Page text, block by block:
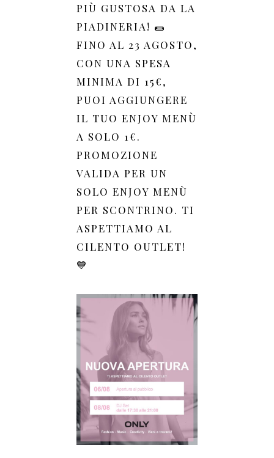
PIÙ GUSTOSA DA LA
PIADINERIA! 🌯
FINO AL 23 AGOSTO,
CON UNA SPESA
MINIMA DI 15€,
PUOI AGGIUNGERE
IL TUO ENJOY MENÙ
A SOLO 1€.
PROMOZIONE
VALIDA PER UN
SOLO ENJOY MENÙ
PER SCONTRINO. TI
ASPETTIAMO AL
CILENTO OUTLET!
💙